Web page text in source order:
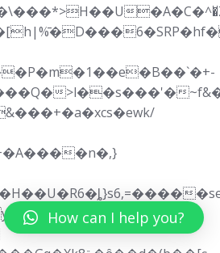
>l��s���'�
�n�,}
How can I help you?